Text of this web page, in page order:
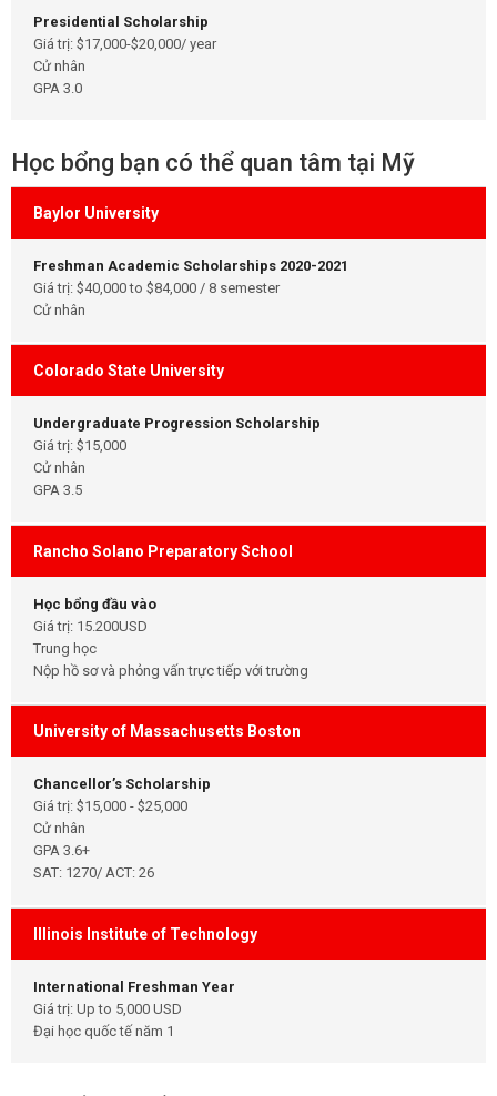
Presidential Scholarship
Giá trị: $17,000-$20,000/ year
Cử nhân
GPA 3.0
Học bổng bạn có thể quan tâm tại Mỹ
Baylor University
Freshman Academic Scholarships 2020-2021
Giá trị: $40,000 to $84,000 / 8 semester
Cử nhân
Colorado State University
Undergraduate Progression Scholarship
Giá trị: $15,000
Cử nhân
GPA 3.5
Rancho Solano Preparatory School
Học bổng đầu vào
Giá trị: 15.200USD
Trung học
Nộp hồ sơ và phỏng vấn trực tiếp với trường
University of Massachusetts Boston
Chancellor’s Scholarship
Giá trị: $15,000 - $25,000
Cử nhân
GPA 3.6+
SAT: 1270/ ACT: 26
Illinois Institute of Technology
International Freshman Year
Giá trị: Up to 5,000 USD
Đại học quốc tế năm 1